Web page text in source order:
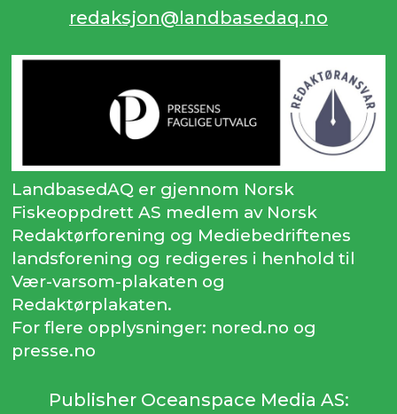
redaksjon@landbasedaq.no
LandbasedAQ er gjennom Norsk
Fiskeoppdrett AS medlem av Norsk
Redaktørforening og Mediebedriftenes
landsforening og redigeres i henhold til
Vær-varsom-plakaten og
Redaktørplakaten.
For flere opplysninger: nored.no og
presse.no
Publisher Oceanspace Media AS: